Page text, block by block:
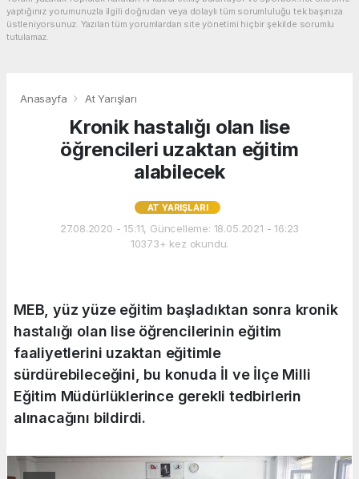
yaptığınız yorumunuzla ilgili doğrudan veya dolaylı tüm sorumluluğu tek başınıza
üstleniyorsunuz. Yazılan tüm yorumlardan site yönetimi hiçbir şekilde sorumlu
tutulamaz.
Anasayfa At Yarışları
Kronik hastalığı olan lise
öğrencileri uzaktan eğitim
alabilecek
AT YARIŞLARI
27.08.2020 - 15:11, Güncelleme: 18.05.2021 - 16:23
10373+ kez okundu.
MEB, yüz yüze eğitim başladıktan sonra kronik
hastalığı olan lise öğrencilerinin eğitim
faaliyetlerini uzaktan eğitimle
sürdürebileceğini, bu konuda İl ve İlçe Milli
Eğitim Müdürlüklerince gerekli tedbirlerin
alınacağını bildirdi.